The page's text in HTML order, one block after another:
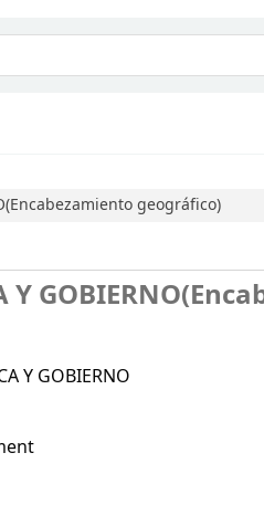
geográfico)
Y
Y GOBIERNO